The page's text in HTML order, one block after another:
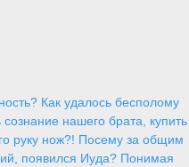
Как удалось бесполому
нашего брата, купить
руку нож?! Посему за общим
появился Иуда? Понимая